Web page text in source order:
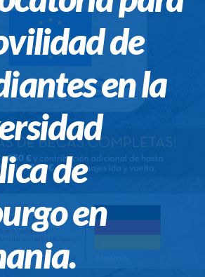
de
en la
de
en